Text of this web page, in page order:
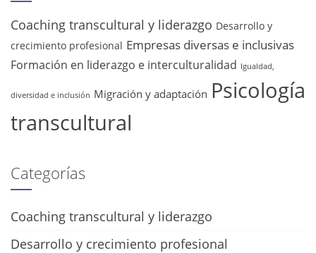
Coaching transcultural y liderazgo Desarrollo y
crecimiento profesional Empresas diversas e inclusivas
Formación en liderazgo e interculturalidad Igualdad,
diversidad e inclusión Migración y adaptación Psicología
transcultural
Categorías
Coaching transcultural y liderazgo
Desarrollo y crecimiento profesional